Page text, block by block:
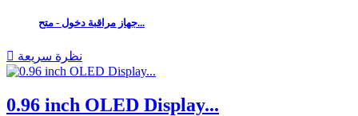
جهاز مراقبة دخول - متح...
 نظرة سريعة
0.96 inch OLED Display...